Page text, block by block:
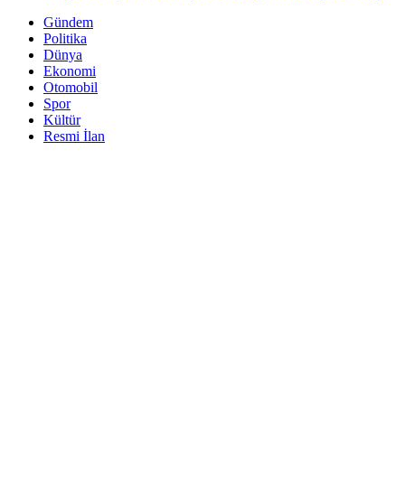
Gündem
Politika
Dünya
Ekonomi
Otomobil
Spor
Kültür
Resmi İlan